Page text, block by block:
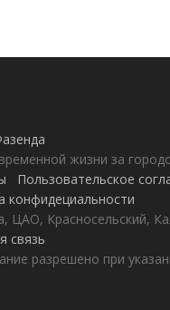
жизни за
Пользовательское
конфидециальности
ЦАО, Красносельский,
связь
разрешено при